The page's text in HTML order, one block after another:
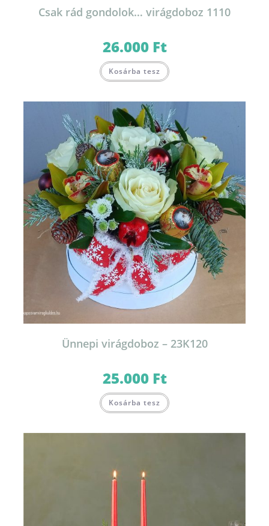
Csak rád gondolok… virágdoboz 1110
26.000 Ft
Kosárba tesz
Ünnepi virágdoboz – 23K120
25.000 Ft
Kosárba tesz